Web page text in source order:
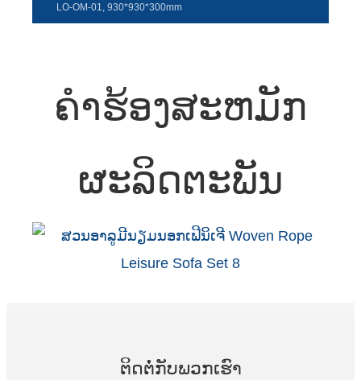
Kurmancî
O'zbek
繁體中文
LO-OM-01, 930*930*300mm
ຄໍາຮ້ອງສະຫມັກ
ຜະລິດຕະພັນ
ຕິດຕໍ່ກັບພວກເຮົາ